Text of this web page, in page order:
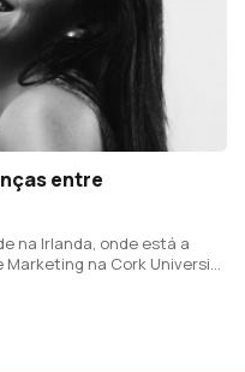
entre
na Irlanda, onde está a
na Cork University